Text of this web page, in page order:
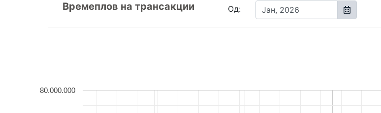
Времеплов на трансакции Од:
80.000.000